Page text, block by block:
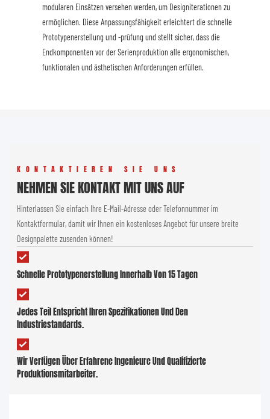
modularen Einsätzen versehen werden, um Designiterationen zu
ermöglichen. Diese Anpassungsfähigkeit erleichtert die schnelle
Prototypenerstellung und -prüfung und stellt sicher, dass die
Endkomponenten vor der Serienproduktion alle ergonomischen,
funktionalen und ästhetischen Anforderungen erfüllen.
KONTAKTIEREN SIE UNS
NEHMEN SIE KONTAKT MIT UNS AUF
Hinterlassen Sie einfach Ihre E-Mail-Adresse oder Telefonnummer im
Kontaktformular, damit wir Ihnen ein kostenloses Angebot für unsere breite
Designpalette zusenden können!
Schnelle Prototypenerstellung Innerhalb Von 15 Tagen
Jedes Teil Entspricht Ihren Spezifikationen Und Den
Industriestandards.
Wir Verfügen Über Erfahrene Ingenieure Und Qualifizierte
Produktionsmitarbeiter.